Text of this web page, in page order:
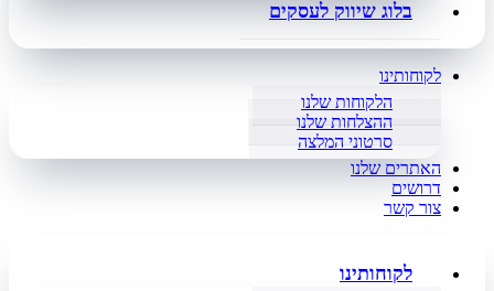
בלוג שיווק לעסקים
לקוחותינו
הלקוחות שלנו
ההצלחות שלנו
סרטוני המלצה
האתרים שלנו
דרושים
צור קשר
לקוחותינו